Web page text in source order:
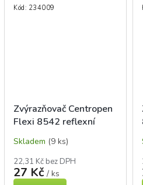
Zvýrazňovač Centropen
Flexi 8542 reflexní
mm
Skladem (9 ks)
22,31 Kč bez DPH
27 Kč / ks
Kód: 234009